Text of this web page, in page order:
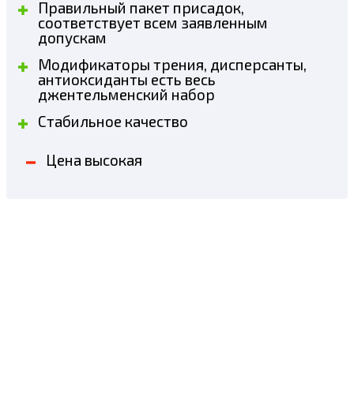
Правильный пакет присадок,
соответствует всем заявленным
допускам
Модификаторы трения, дисперсанты,
антиоксиданты есть весь
джентельменский набор
Стабильное качество
Цена высокая